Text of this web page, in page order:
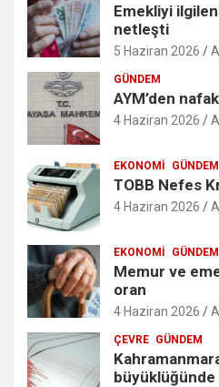
Emekliyi
netleşti
5 Haziran 2026
GÜNDEM
AYM’den
4 Haziran 2026
EKONOMI GÜNDEM
TOBB Nefes
4 Haziran 2026
EKONOMI GÜNDEM
Memur ve
oran
4 Haziran 2026
ÇEVRE GÜNDEM